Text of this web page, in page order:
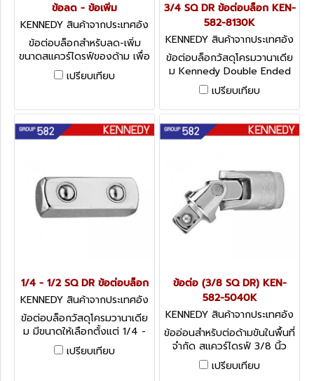
ข้อลด - ข้อเพิ่ม
KENNEDY สินค้าจากประเทศอัง
กฤษ-2
ข้อต่อบล็อกสำหรับลด-เพิ่ม
ขนาดสแควร์ไดรฟ์ของด้าม เพื่อ
ใช้กับลูกบล็อกขนาดที่ต้องการ
Kennedy Drive Converters
เปรียบเทียบ
3/4 SQ DR ข้อต่อบล็อก KEN-
582-8130K
KENNEDY สินค้าจากประเทศอัง
กฤษ-1
ข้อต่อบล็อกวัสดุโครมวานาเดีย
ม Kennedy Double Ended
Lug, 3/4
เปรียบเทียบ
1/4 - 1/2 SQ DR ข้อต่อบล็อก
KENNEDY สินค้าจากประเทศอัง
กฤษ-1
ข้อต่อบล็อกวัสดุโครมวานาเดีย
ม มีขนาดให้เลือกตั้งแต่ 1/4 -
1/2 SQ DR Kennedy Double
Ended Lug
เปรียบเทียบ
ข้อต่อ (3/8 SQ DR) KEN-
582-5040K
KENNEDY สินค้าจากประเทศอัง
กฤษ-1
ข้ออ่อนสำหรับต่อด้ามขันในพื้นที่
จำกัด สแควร์ไดรฟ์ 3/8 นิ้ว
Kennedy Universal Joints,
3/8
เปรียบเทียบ